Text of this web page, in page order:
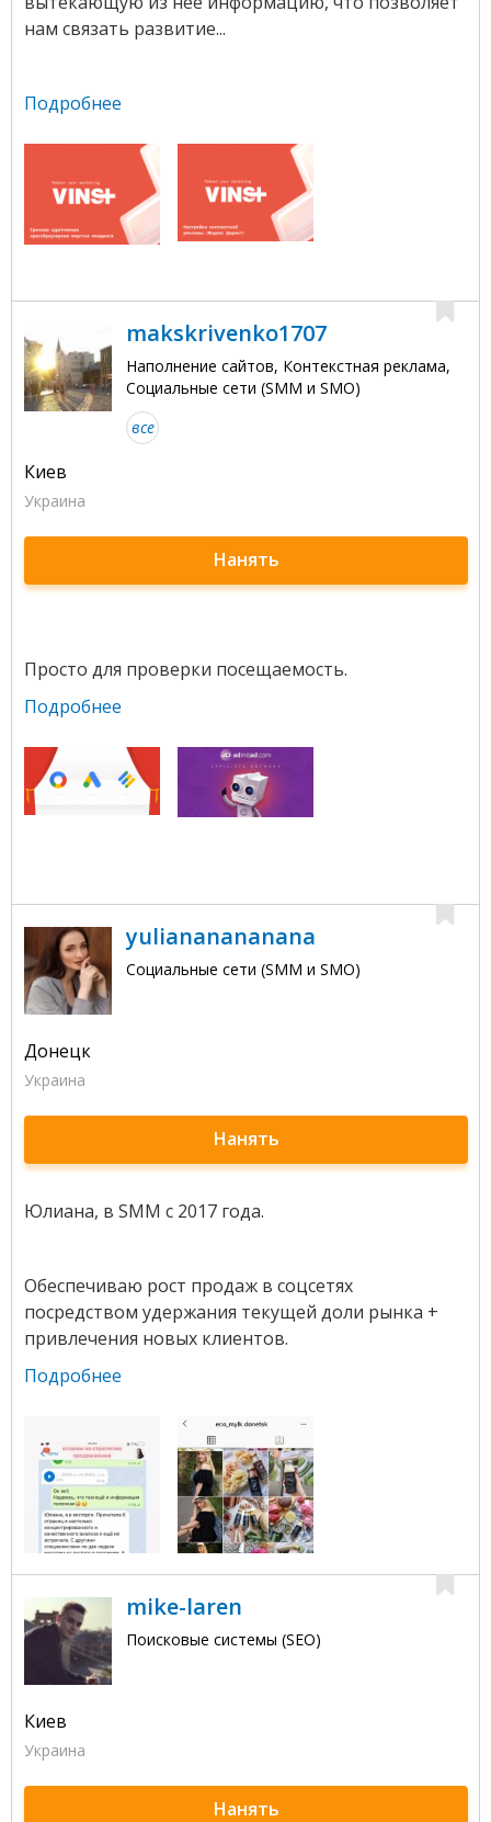
нам связать развитие...
Подробнее
makskrivenko1707
Наполнение сайтов, Контекстная реклама,
Социальные сети (SMM и SMO)
все
Киев
Украина
Нанять
Просто для проверки посещаемость.
Подробнее
yuliananananana
Социальные сети (SMM и SMO)
Донецк
Украина
Нанять
Юлиана, в SMM с 2017 года.
Обеспечиваю рост продаж в соцсетях
посредством удержания текущей доли рынка +
привлечения новых клиентов.
Подробнее
mike-laren
Поисковые системы (SEO)
Киев
Украина
Нанять